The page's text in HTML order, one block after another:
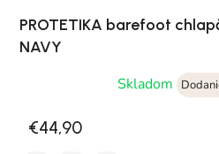
PROTETIKA barefoot
NAVY
Skladom
€44,90